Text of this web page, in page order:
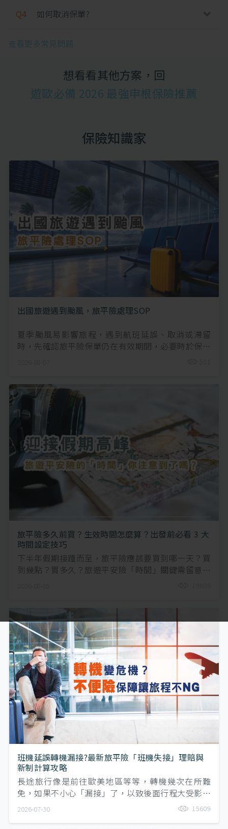
Q4 如何取消保單?
查看更多常見問題
想看看其他方案，回
遊歐必備 2026 最強申根保險推薦
保險知識家
出國旅遊遇到颱風，旅平險處理SOP
夏季颱風易影響旅程，遇到航班延誤、取消或滯留
時，先確認旅平險保單仍在有效期間，必要時於保單
家，確定行程後就應盡早投保，避免颱風警報發布後
才投保而影響保障。
旅平險多久前買？生效時間怎麼算？出發前必看 3 大
時間設定技巧
下半年假期接踵而至，旅平險應該要買到哪一天？買
到幾點？買多久？旅遊平安險「時間」關鍵需留意！
班機延誤轉機漏接?最新旅平險「班機失接」理賠與
新制計算攻略
長途旅行像是前往歐美地區等等，轉機幾次在所難
免，如果不小心「漏接」了，以致後面行程大受影響
怎麼辦？在不便險保障細節中，一定要注意「班機延
2026-07-30 15609